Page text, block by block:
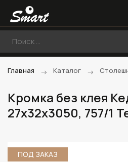
Главная Каталог
Кромка без клея
27х32х3050, 757/1
ПОД ЗАКАЗ